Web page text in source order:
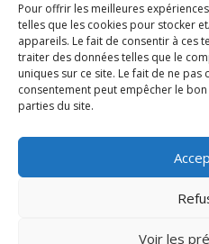
Pour offrir les meilleures
telles que les cookies pour stocker
appareils. Le fait de consentir à ces
traiter des données telles que le
uniques sur ce site. Le fait de ne
consentement peut empêcher le
parties du site.
Voir les
de...
© CFPPE 2026 |